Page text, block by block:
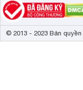
© 2013 - 2023 Bản